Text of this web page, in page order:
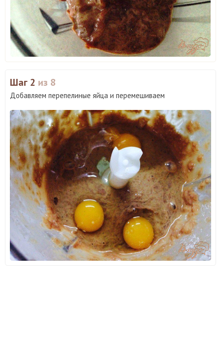
Шаг 2 из 8
Добавляем перепелиные яйца и перемешиваем